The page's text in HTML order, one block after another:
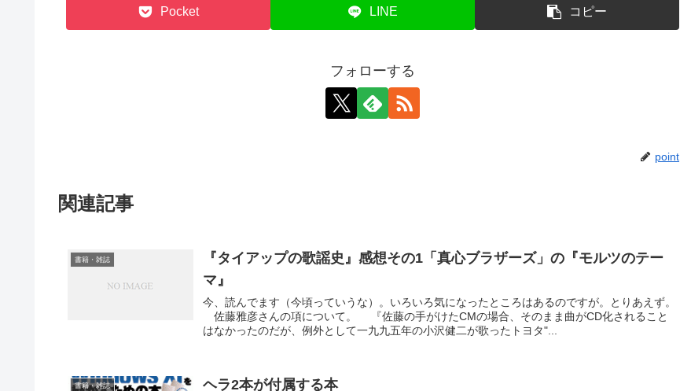
Pocket LINE コピー
フォローする
point
関連記事
書籍・雑誌
『タイアップの歌謡史』感想その1「真心ブラザーズ」の『モルツのテー
マ』
今、読んでます（今頃っていうな）。いろいろ気になったところはあるのですが。とりあえず。
佐藤雅彦さんの項について。 『佐藤の手がけたCMの場合、そのまま曲がCD化されること
はなかったのだが、例外として一九九五年の小沢健二が歌ったトヨタ"...
書籍・雑誌 ヘラ2本が付属する本